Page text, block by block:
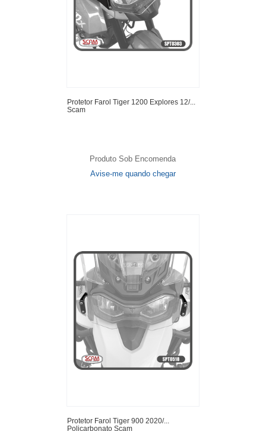
Protetor Farol Tiger 1200 Explores 12/...
Scam
Produto Sob Encomenda
Avise-me quando chegar
Protetor Farol Tiger 900 2020/...
Policarbonato Scam